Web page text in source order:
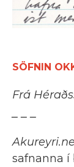
SÖFNIN
Frá
safnanna